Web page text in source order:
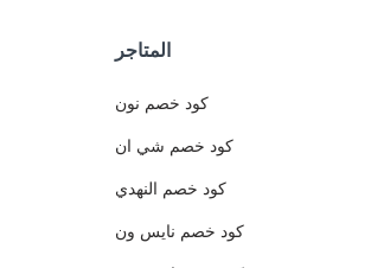
المتاجر
كود خصم نون
كود خصم شي ان
كود خصم النهدي
كود خصم نايس ون